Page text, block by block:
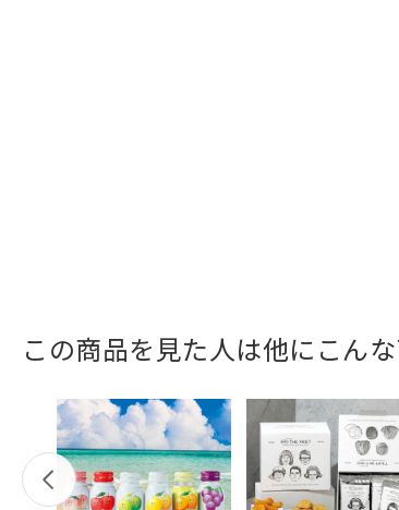
この商品を見た人は他にこんな